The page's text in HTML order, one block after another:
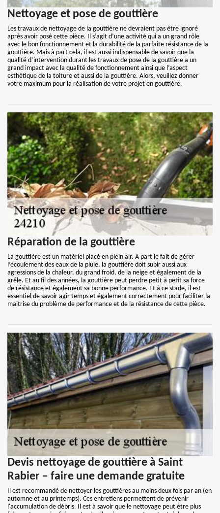
Nettoyage et pose de gouttière
Les travaux de nettoyage de la gouttière ne devraient pas être ignoré
après avoir posé cette pièce. Il s’agit d’une activité qui a un grand rôle
avec le bon fonctionnement et la durabilité de la parfaite résistance de la
gouttière. Mais à part cela, il est aussi indispensable de savoir que la
qualité d’intervention durant les travaux de pose de la gouttière a un
grand impact avec la qualité de fonctionnement ainsi que l’aspect
esthétique de la toiture et aussi de la gouttière. Alors, veuillez donner
votre maximum pour la réalisation de votre projet en gouttière.
Réparation de la gouttière
La gouttière est un matériel placé en plein air. A part le fait de gérer
l’écoulement des eaux de la pluie, la gouttière doit subir aussi aux
agressions de la chaleur, du grand froid, de la neige et également de la
grêle. Et au fil des années, la gouttière peut perdre petit à petit sa force
de résistance et également sa bonne performance. Et à ce stade, il est
essentiel de savoir agir temps et également correctement pour faciliter la
maitrise du problème de performance et de la résistance de cette pièce.
Devis nettoyage de gouttière à Saint
Rabier – faire une demande gratuite
Il est recommandé de nettoyer les gouttières au moins deux fois par an (en
automne et au printemps). Ces entretiens permettent de prévenir
l'accumulation de débris. Il est à savoir que le nettoyage peut être plus